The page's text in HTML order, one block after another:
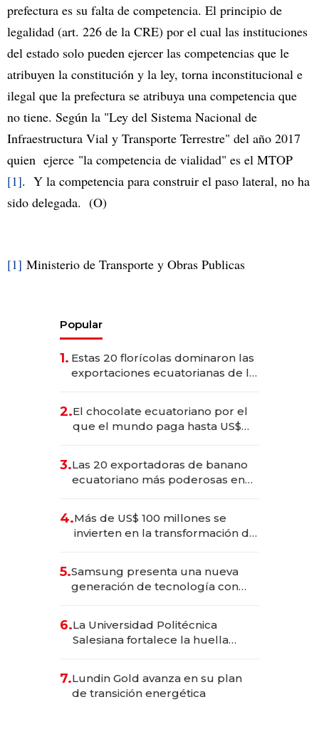
prefectura es su falta de competencia. El principio de
legalidad (art. 226 de la CRE) por el cual las instituciones
del estado solo pueden ejercer las competencias que le
atribuyen la constitución y la ley, torna inconstitucional e
ilegal que la prefectura se atribuya una competencia que
no tiene. Según la "Ley del Sistema Nacional de
Infraestructura Vial y Transporte Terrestre" del año 2017
quien ejerce "la competencia de vialidad" es el MTOP
[1]. Y la competencia para construir el paso lateral, no ha
sido delegada. (O)
[1] Ministerio de Transporte y Obras Publicas
Popular
1. Estas 20 florícolas dominaron las
exportaciones ecuatorianas de la
2.El chocolate ecuatoriano por el
que el mundo paga hasta US$
3.Las 20 exportadoras de banano
ecuatoriano más poderosas en
4.Más de US$ 100 millones se
invierten en la transformación de
5.Samsung presenta una nueva
generación de tecnología con
6.La Universidad Politécnica
Salesiana fortalece la huella
7.Lundin Gold avanza en su plan
de transición energética